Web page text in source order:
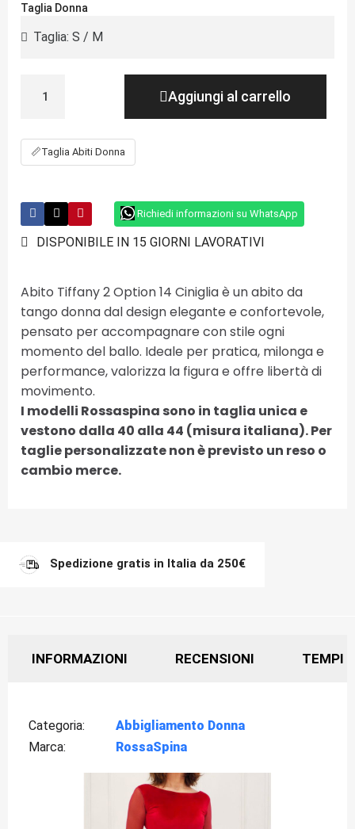
Taglia Donna
Aggiungi al carrello
📏Taglia Abiti Donna
Richiedi informazioni su WhatsApp
DISPONIBILE IN 15 GIORNI LAVORATIVI
Abito Tiffany 2 Option 14 Ciniglia è un abito da
tango donna dal design elegante e confortevole,
pensato per accompagnare con stile ogni
momento del ballo. Ideale per pratica, milonga e
performance, valorizza la figura e offre libertà di
movimento.
I modelli Rossaspina sono in taglia unica e
vestono dalla 40 alla 44 (misura italiana). Per
taglie personalizzate non è previsto un reso o
cambio merce.
Spedizione gratis in Italia da 250€
INFORMAZIONI RECENSIONI TEMPI
Categoria
Abbigliamento Donna
Marca
RossaSpina